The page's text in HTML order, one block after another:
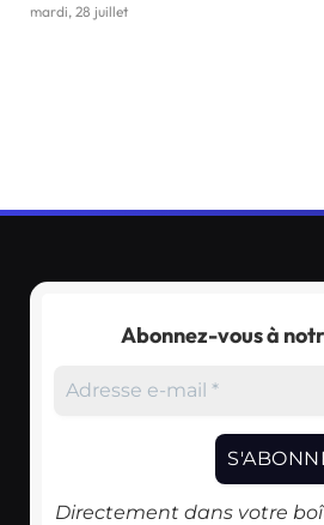
mardi, 28 juillet
Abonnez-vous à
Directement dans votre